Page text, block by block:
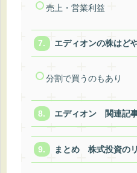
売上・営業利益
エディオンの株はど
分割で買うのもあり
エディオン 関連記
まとめ 株式投資の